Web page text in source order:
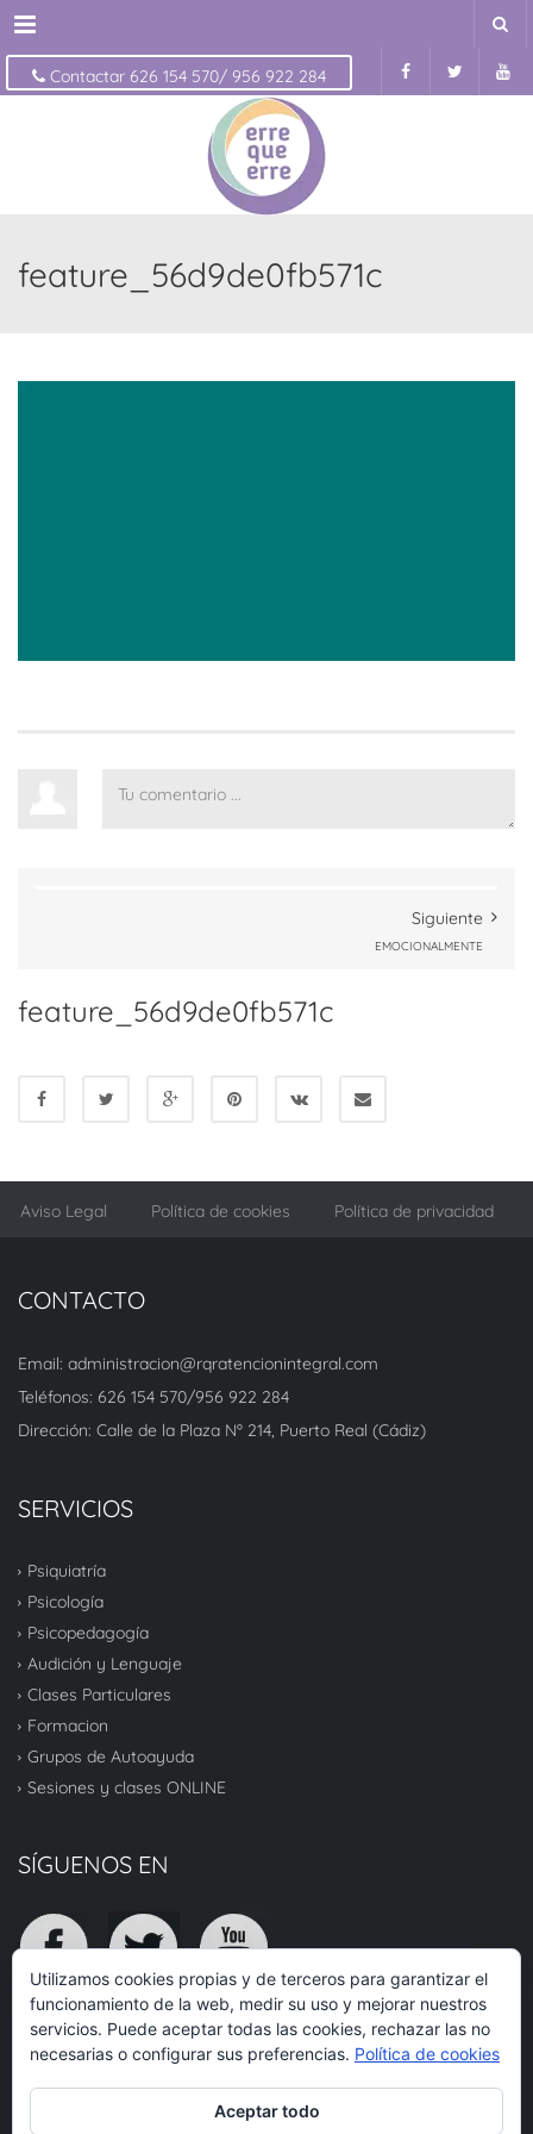
Menu
Contactar 626 154 570/ 956 922 284
feature_56d9de0fb571c
Siguiente
EMOCIONALMENTE
feature_56d9de0fb571c
Aviso Legal Política de cookies Política de privacidad
CONTACTO
Email: administracion@rqratencionintegral.com
Teléfonos: 626 154 570/956 922 284
Dirección: Calle de la Plaza Nº 214, Puerto Real (Cádiz)
SERVICIOS
Psiquiatría
Psicología
Psicopedagogía
Audición y Lenguaje
Clases Particulares
Formacion
Grupos de Autoayuda
Sesiones y clases ONLINE
SÍGUENOS EN
TOP
Utilizamos cookies propias y de terceros para garantizar el
funcionamiento de la web, medir su uso y mejorar nuestros
servicios. Puede aceptar todas las cookies, rechazar las no
necesarias o configurar sus preferencias. Política de cookies
Aceptar todo